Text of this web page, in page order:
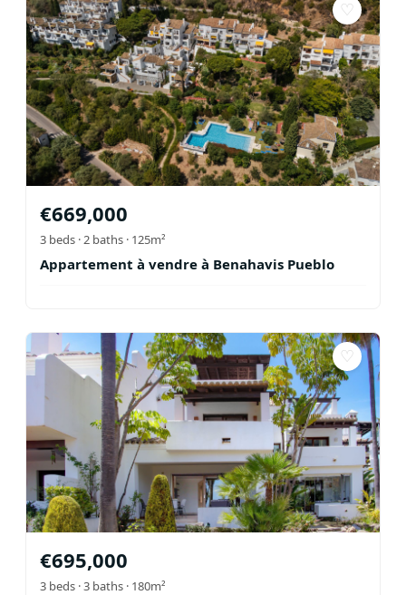
♡
€669,000
3 beds ·2 baths · 125m²
Appartement à vendre à Benahavis Pueblo
♡
€695,000
3 beds ·3 baths · 180m²